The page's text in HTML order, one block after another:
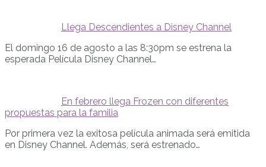
Llega Descendientes a Disney Channel
El domingo 16 de agosto a las 8:30pm se estrena la
esperada Película Disney Channel…
En febrero llega Frozen con diferentes
propuestas para la familia
Por primera vez la exitosa película animada será emitida
en Disney Channel. Además, será estrenado…